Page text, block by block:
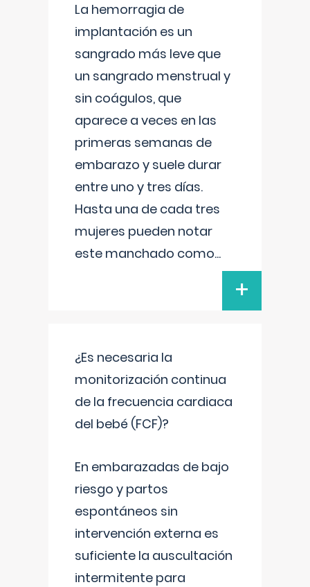
La hemorragia de
implantación es un
sangrado más leve que
un sangrado menstrual y
sin coágulos, que
aparece a veces en las
primeras semanas de
embarazo y suele durar
entre uno y tres días.
Hasta una de cada tres
mujeres pueden notar
este manchado como...
+
¿Es necesaria la
monitorización continua
de la frecuencia cardiaca
del bebé (FCF)?
En embarazadas de bajo
riesgo y partos
espontáneos sin
intervención externa es
suficiente la auscultación
intermitente para